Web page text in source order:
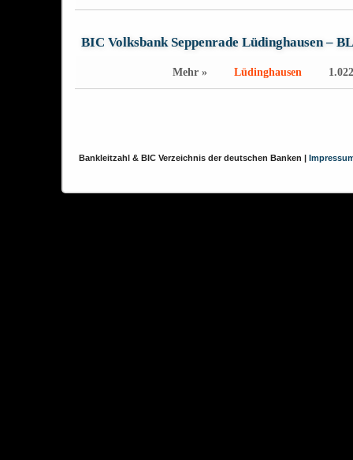
BIC Volksbank Seppenrade Lüdinghausen –
Mehr » Lüdinghausen
Bankleitzahl & BIC Verzeichnis der deutschen Banken |